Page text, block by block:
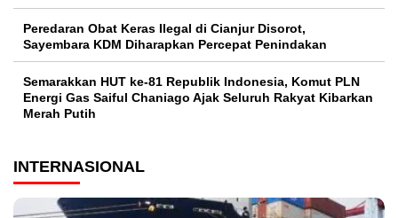
Peredaran Obat Keras Ilegal di Cianjur Disorot,
Sayembara KDM Diharapkan Percepat Penindakan
Semarakkan HUT ke-81 Republik Indonesia, Komut PLN
Energi Gas Saiful Chaniago Ajak Seluruh Rakyat Kibarkan
Merah Putih
INTERNASIONAL